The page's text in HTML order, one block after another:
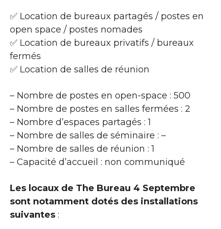
✅ Location de bureaux partagés / postes en
open space / postes nomades
✅ Location de bureaux privatifs / bureaux
fermés
✅ Location de salles de réunion
– Nombre de postes en open-space : 500
– Nombre de postes en salles fermées : 2
– Nombre d’espaces partagés : 1
– Nombre de salles de séminaire : –
– Nombre de salles de réunion : 1
– Capacité d’accueil : non communiqué
Les locaux de The Bureau 4 Septembre
sont notamment dotés des installations
suivantes :